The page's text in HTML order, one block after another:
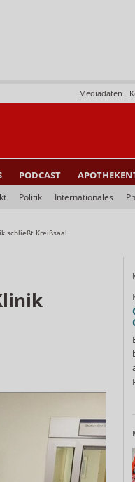
Mediadaten
PODCAST
Politik Internationales
schließt Kreißsaal